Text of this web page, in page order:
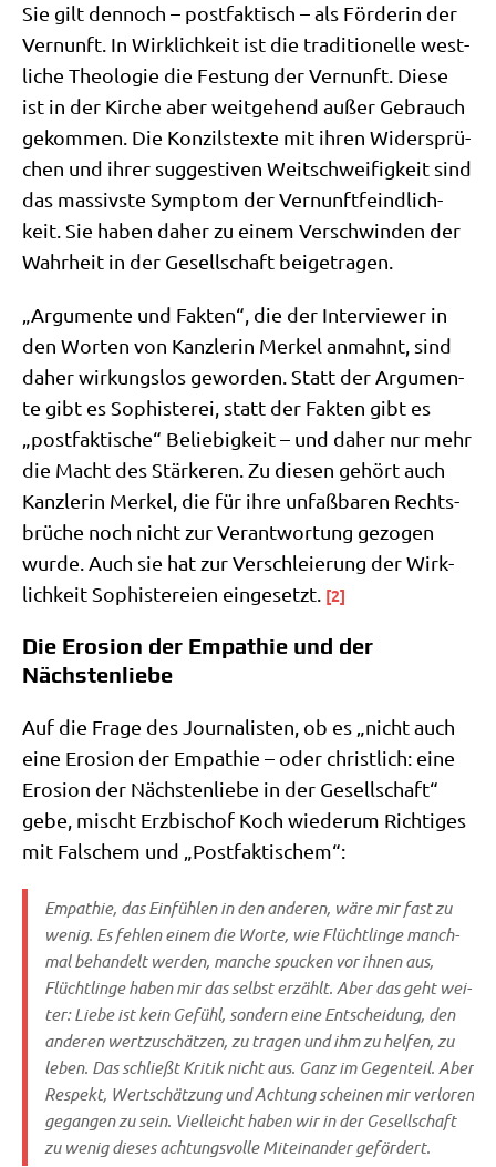
Sie gilt den­noch – post­fak­tisch – als För­de­rin der
Ver­nunft. In Wirk­lich­keit ist die tra­di­tio­nel­le west­
li­che Theo­lo­gie die Festung der Ver­nunft. Die­se
ist in der Kir­che aber weit­ge­hend außer Gebrauch
gekom­men. Die Kon­zils­tex­te mit ihren Wider­sprü­
chen und ihrer sug­ge­sti­ven Weit­schwei­fig­keit sind
das mas­siv­ste Sym­ptom der Ver­nunft­feind­lich­
keit. Sie haben daher zu einem Ver­schwin­den der
Wahr­heit in der Gesell­schaft beigetragen.
„Argu­men­te und Fak­ten“, die der Inter­view­er in
den Wor­ten von Kanz­le­rin Mer­kel anmahnt, sind
daher wir­kungs­los gewor­den. Statt der Argu­men­
te gibt es Sophi­ste­rei, statt der Fak­ten gibt es
„post­fak­ti­sche“ Belie­big­keit – und daher nur mehr
die Macht des Stär­ke­ren. Zu die­sen gehört auch
Kanz­le­rin Mer­kel, die für ihre unfaß­ba­ren Rechts­
brü­che noch nicht zur Ver­ant­wor­tung gezo­gen
wur­de. Auch sie hat zur Ver­schleie­rung der Wirk­
lich­keit Sophi­ste­rei­en ein­ge­setzt. [2]
Die Erosion der Empathie und der
Nächstenliebe
Auf die Fra­ge des Jour­na­li­sten, ob es „nicht auch
eine Ero­si­on der Empa­thie – oder christ­lich: eine
Ero­si­on der Näch­sten­lie­be in der Gesell­schaft“
gebe, mischt Erz­bi­schof Koch wie­der­um Rich­ti­ges
mit Fal­schem und „Post­fak­ti­schem“:
Empa­thie, das Ein­füh­len in den ande­ren, wäre mir fast zu
wenig. Es feh­len einem die Wor­te, wie Flücht­lin­ge manch­
mal behan­delt wer­den, man­che spucken vor ihnen aus,
Flücht­lin­ge haben mir das selbst erzählt. Aber das geht wei­
ter: Lie­be ist kein Gefühl, son­dern eine Ent­schei­dung, den
ande­ren wert­zu­schät­zen, zu tra­gen und ihm zu hel­fen, zu
leben. Das schließt Kri­tik nicht aus. Ganz im Gegen­teil. Aber
Respekt, Wert­schät­zung und Ach­tung schei­nen mir ver­lo­ren
gegan­gen zu sein. Viel­leicht haben wir in der Gesell­schaft
zu wenig die­ses ach­tungs­vol­le Mit­ein­an­der gefördert.